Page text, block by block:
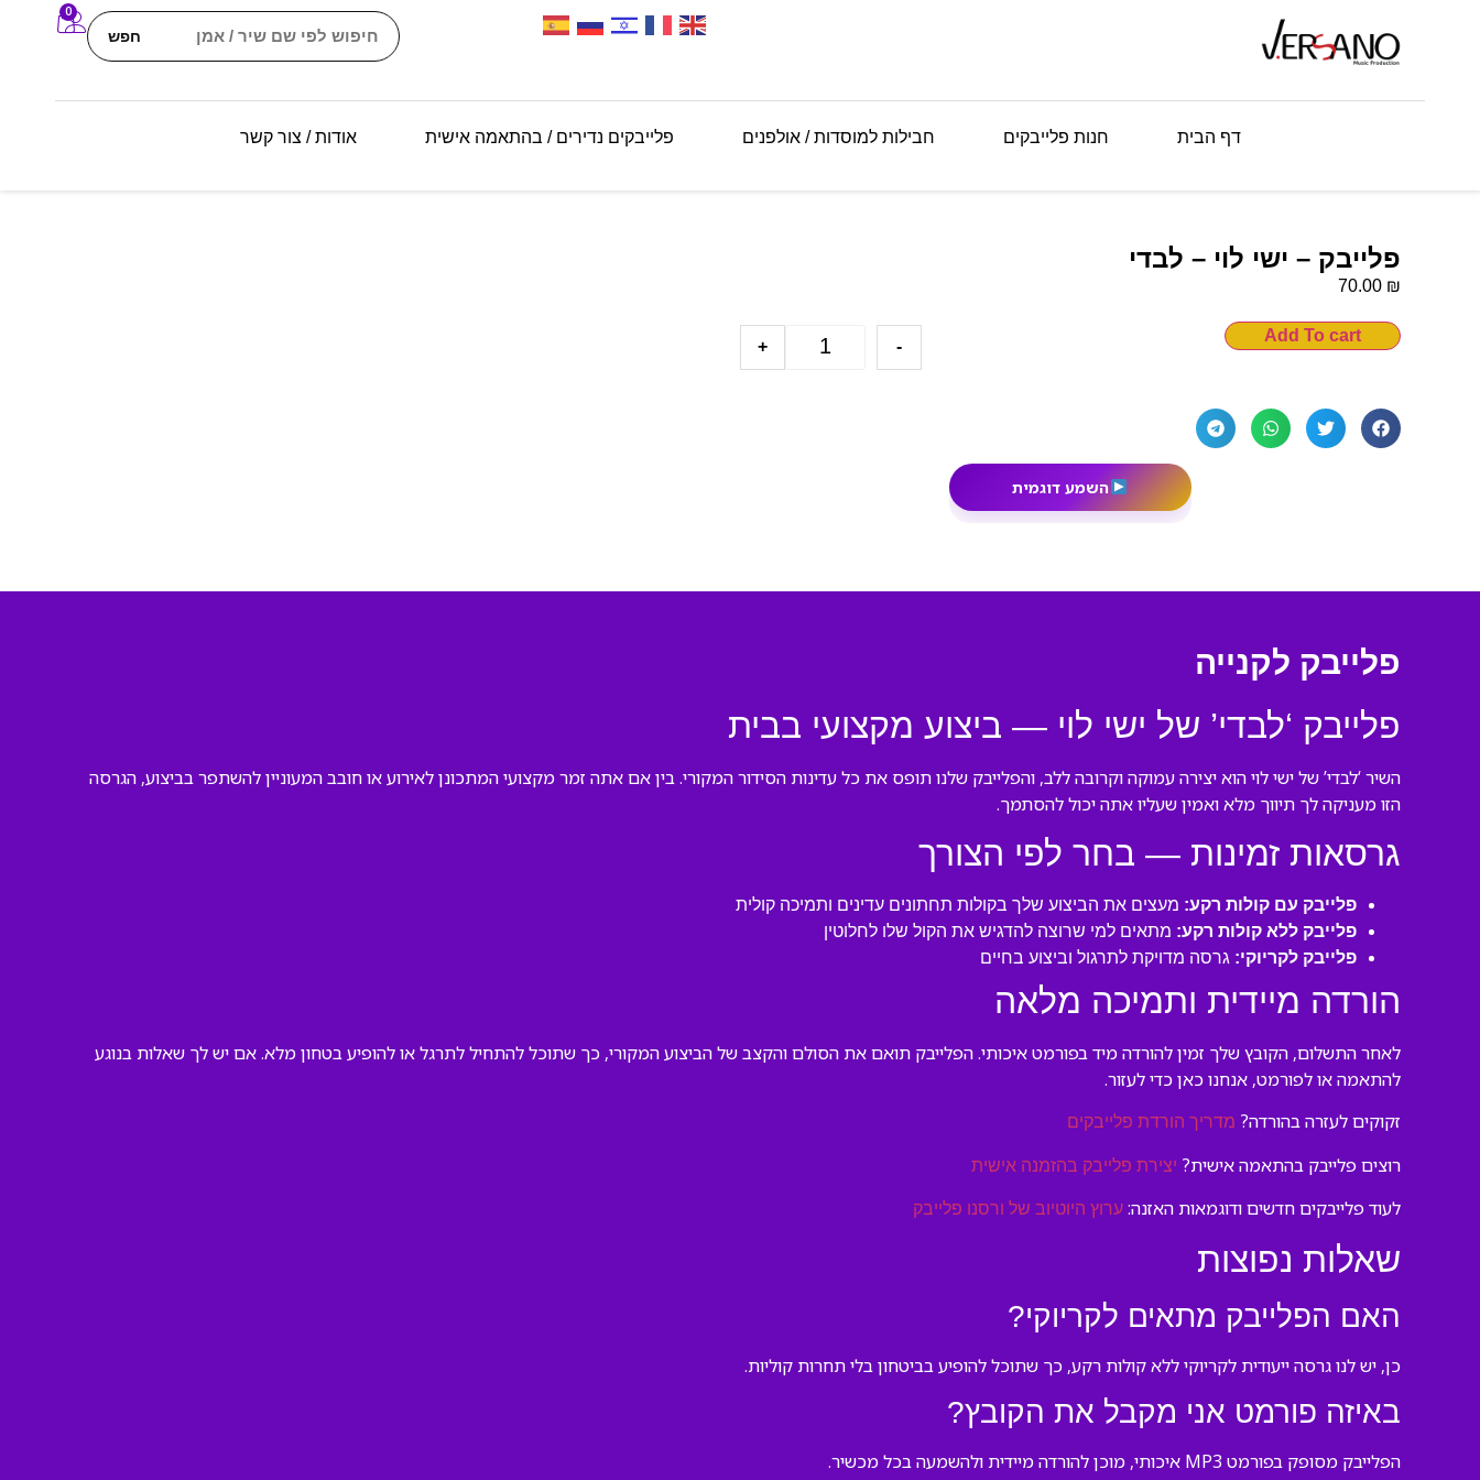
חפש
0
דף הבית חנות פלייבקים חבילות למוסדות / אולפנים פלייבקים נדירים / בהתאמה אישית אודות / צור קשר
פלייבק – ישי לוי – לבדי
70.00 ₪
-
+
Add To cart
השמע דוגמית
פלייבק לקנייה
פלייבק ‘לבדי’ של ישי לוי — ביצוע מקצועי בבית
השיר ‘לבדי’ של ישי לוי הוא יצירה עמוקה וקרובה ללב, והפלייבק שלנו תופס את כל עדינות הסידור המקורי. בין אם אתה זמר מקצועי המתכונן לאירוע או חובב המעוניין להשתפר בביצוע, הגרסה
הזו מעניקה לך תיווך מלא ואמין שעליו אתה יכול להסתמך.
גרסאות זמינות — בחר לפי הצורך
פלייבק עם קולות רקע: מעצים את הביצוע שלך בקולות תחתונים עדינים ותמיכה קולית
פלייבק ללא קולות רקע: מתאים למי שרוצה להדגיש את הקול שלו לחלוטין
פלייבק לקריוקי: גרסה מדויקת לתרגול וביצוע בחיים
הורדה מיידית ותמיכה מלאה
לאחר התשלום, הקובץ שלך זמין להורדה מיד בפורמט איכותי. הפלייבק תואם את הסולם והקצב של הביצוע המקורי, כך שתוכל להתחיל לתרגל או להופיע בטחון מלא. אם יש לך שאלות בנוגע
להתאמה או לפורמט, אנחנו כאן כדי לעזור.
זקוקים לעזרה בהורדה? מדריך הורדת פלייבקים
רוצים פלייבק בהתאמה אישית? יצירת פלייבק בהזמנה אישית
לעוד פלייבקים חדשים ודוגמאות האזנה: ערוץ היוטיוב של ורסנו פלייבק
שאלות נפוצות
האם הפלייבק מתאים לקריוקי?
כן, יש לנו גרסה ייעודית לקריוקי ללא קולות רקע, כך שתוכל להופיע בביטחון בלי תחרות קוליות.
באיזה פורמט אני מקבל את הקובץ?
הפלייבק מסופק בפורמט MP3 איכותי, מוכן להורדה מיידית ולהשמעה בכל מכשיר.